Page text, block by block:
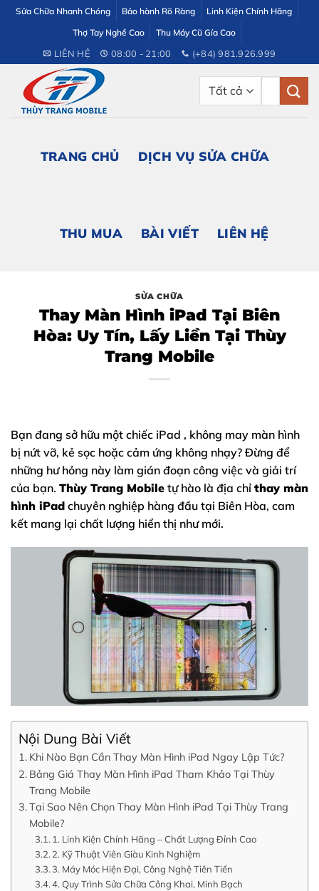
dung
Sửa Chữa Nhanh Chóng Bảo hành Rõ Ràng
Linh Kiện Chính Hãng
Thợ Tay Nghề Cao
Thu Máy Cũ Gía Cao
LIÊN HỆ 08:00 - 21:00 (+84) 981.926.999
TRANG CHỦ DỊCH VỤ SỬA CHỮA
THU MUA BÀI VIẾT LIÊN HỆ
SỬA CHỮA
Thay Màn Hình iPad Tại Biên
Hòa: Uy Tín, Lấy Liền Tại Thùy
Trang Mobile
Bạn đang sở hữu một chiếc iPad , không may màn hình
bị nứt vỡ, kẻ sọc hoặc cảm ứng không nhạy? Đừng để
những hư hỏng này làm gián đoạn công việc và giải trí
của bạn. Thùy Trang Mobile tự hào là địa chỉ thay màn
hình iPad chuyên nghiệp hàng đầu tại Biên Hòa, cam
kết mang lại chất lượng hiển thị như mới.
Nội Dung Bài Viết
Khi Nào Bạn Cần Thay Màn Hình iPad Ngay Lập Tức?
Bảng Giá Thay Màn Hình iPad Tham Khảo Tại Thùy
Trang Mobile
Tại Sao Nên Chọn Thay Màn Hình iPad Tại Thùy Trang
Mobile?
1. Linh Kiện Chính Hãng – Chất Lượng Đỉnh Cao
2. Kỹ Thuật Viên Giàu Kinh Nghiệm
3. Máy Móc Hiện Đại, Công Nghệ Tiên Tiến
4. Quy Trình Sửa Chữa Công Khai, Minh Bạch